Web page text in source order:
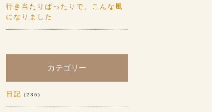
行き当たりばったりで、こんな風
になりました
カテゴリー
日記 (236)